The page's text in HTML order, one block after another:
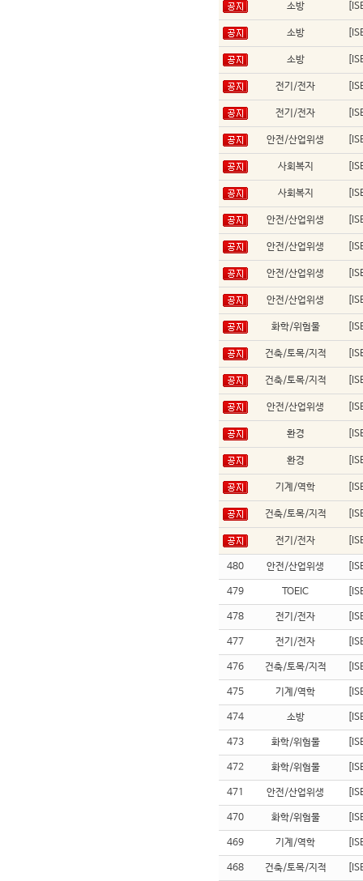
소방
소방
소방
전기/전자
전기/전자
안전/산업위생
사회복지
사회복지
안전/산업위생
안전/산업위생
안전/산업위생
안전/산업위생
화학/위험물
건축/토목/지적
건축/토목/지적
안전/산업위생
환경
환경
기계/역학
건축/토목/지적
전기/전자
480 안전/산업위생
479 TOEIC
478 전기/전자
477 전기/전자
476 건축/토목/지적
475 기계/역학
474 소방
473 화학/위험물
472 화학/위험물
471 안전/산업위생
470 화학/위험물
469 기계/역학
468 건축/토목/지적